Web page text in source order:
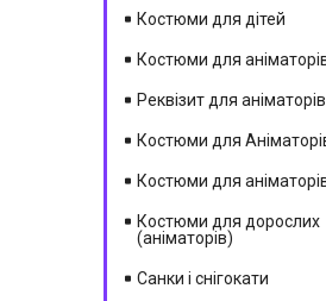
Костюми для дітей
Костюми для
Реквізит для аніматорів
Костюми для
Костюми для
Костюми для дорослих
(аніматорів)
Санки і снігокати